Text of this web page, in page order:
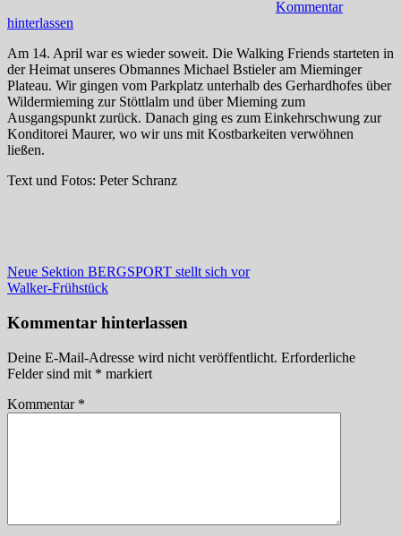
Kommentar
hinterlassen
Am 14. April war es wieder soweit. Die Walking Friends starteten in
der Heimat unseres Obmannes Michael Bstieler am Mieminger
Plateau. Wir gingen vom Parkplatz unterhalb des Gerhardhofes über
Wildermieming zur Stöttlalm und über Mieming zum
Ausgangspunkt zurück. Danach ging es zum Einkehrschwung zur
Konditorei Maurer, wo wir uns mit Kostbarkeiten verwöhnen
ließen.
Text und Fotos: Peter Schranz
Beitragsnavigation
Vorheriger
Beitrag:
Neue Sektion BERGSPORT stellt sich vor
Nächster
Walker-Frühstück
Kommentar hinterlassen
Deine E-Mail-Adresse wird nicht veröffentlicht. Erforderliche
Felder sind mit * markiert
Kommentar *